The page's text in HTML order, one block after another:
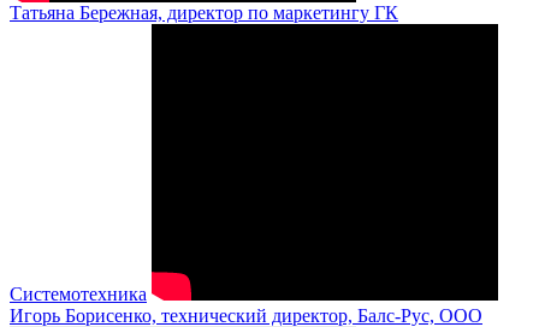
Татьяна Бережная, директор по маркетингу ГК
Системотехника
Игорь Борисенко, технический директор, Балс-Рус, ООО